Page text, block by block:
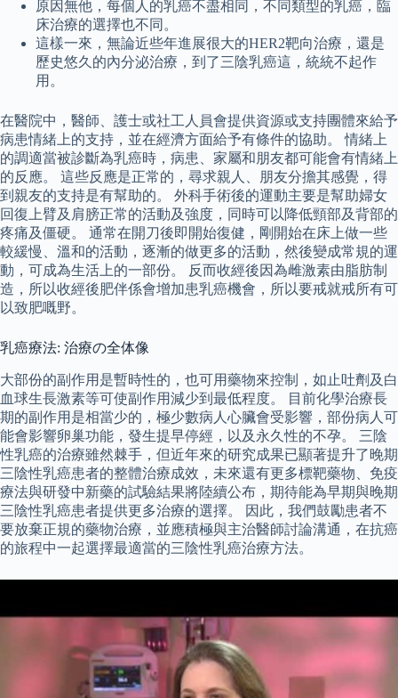
原因無他，每個人的乳癌不盡相同，不同類型的乳癌，臨
床治療的選擇也不同。
這樣一來，無論近些年進展很大的HER2靶向治療，還是
歷史悠久的內分泌治療，到了三陰乳癌這，統統不起作
用。
在醫院中，醫師、護士或社工人員會提供資源或支持團體來給予
病患情緒上的支持，並在經濟方面給予有條件的協助。 情緒上
的調適當被診斷為乳癌時，病患、家屬和朋友都可能會有情緒上
的反應。 這些反應是正常的，尋求親人、朋友分擔其感覺，得
到親友的支持是有幫助的。 外科手術後的運動主要是幫助婦女
回復上臂及肩膀正常的活動及強度，同時可以降低頸部及背部的
疼痛及僵硬。 通常在開刀後即開始復健，剛開始在床上做一些
較緩慢、溫和的活動，逐漸的做更多的活動，然後變成常規的運
動，可成為生活上的一部份。 反而收經後因為雌激素由脂肪制
造，所以收經後肥伴係會增加患乳癌機會，所以要戒就戒所有可
以致肥嘅野。
乳癌療法: 治療の全体像
大部份的副作用是暫時性的，也可用藥物來控制，如止吐劑及白
血球生長激素等可使副作用減少到最低程度。 目前化學治療長
期的副作用是相當少的，極少數病人心臟會受影響，部份病人可
能會影響卵巢功能，發生提早停經，以及永久性的不孕。 三陰
性乳癌的治療雖然棘手，但近年來的研究成果已顯著提升了晚期
三陰性乳癌患者的整體治療成效，未來還有更多標靶藥物、免疫
療法與研發中新藥的試驗結果將陸續公布，期待能為早期與晚期
三陰性乳癌患者提供更多治療的選擇。 因此，我們鼓勵患者不
要放棄正規的藥物治療，並應積極與主治醫師討論溝通，在抗癌
的旅程中一起選擇最適當的三陰性乳癌治療方法。